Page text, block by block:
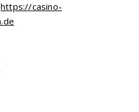
https://casino-